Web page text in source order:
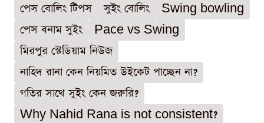
পেস বোলিং টিপস সুইং বোলিং
Swing bowling
পেস বনাম সুইং
Pace vs Swing
মিরপুর স্টেডিয়াম নিউজ
নাহিদ রানা কেন নিয়মিত উইকেট পাচ্ছেন না?
গতির সাথে সুইং কেন জরুরি?
Why Nahid Rana is not consistent?